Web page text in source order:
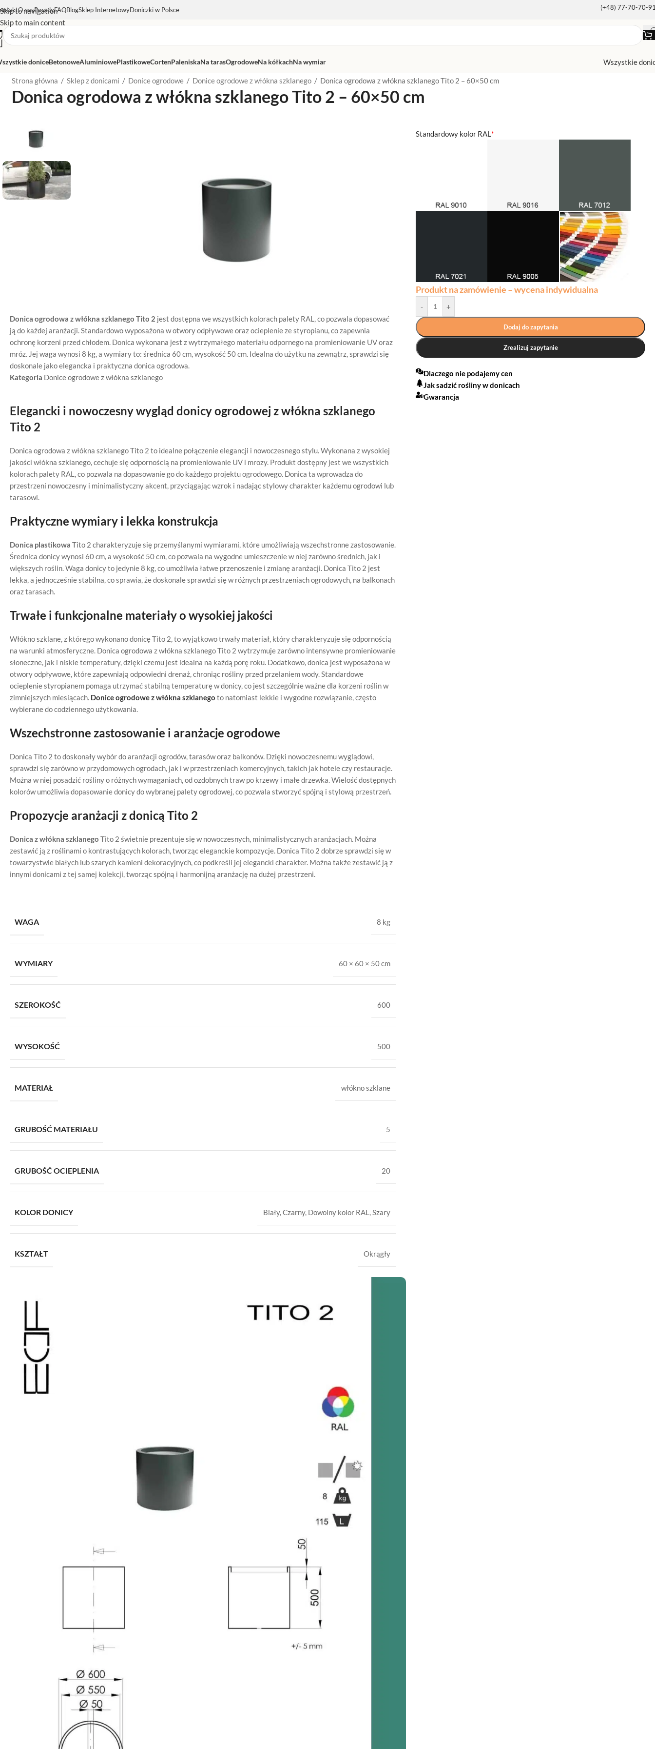
Skip to navigation
Skip to main content
O nasPoradyFAQBlogSklep InternetowyDoniczki w Polsce (+48) 77-70-70-
doniceBetonoweAluminiowePlastikoweCortenPaleniskaNa tarasOgrodoweNa kółkachNa wymiar Wszystkie
Strona główna / Sklep z donicami / Donice ogrodowe / Donice ogrodowe z włókna szklanego / Donica ogrodowa z włókna szklanego Tito 2 – 60×50 cm
Donica ogrodowa z włókna szklanego Tito 2 – 60×50 cm
Donica ogrodowa z włókna szklanego Tito 2 jest dostępna we wszystkich kolorach palety RAL, co pozwala dopasować
ją do każdej aranżacji. Standardowo wyposażona w otwory odpływowe oraz ocieplenie ze styropianu, co zapewnia
ochronę korzeni przed chłodem. Donica wykonana jest z wytrzymałego materiału odpornego na promieniowanie UV oraz
mróz. Jej waga wynosi 8 kg, a wymiary to: średnica 60 cm, wysokość 50 cm. Idealna do użytku na zewnątrz, sprawdzi się
doskonale jako elegancka i praktyczna donica ogrodowa.
Kategoria Donice ogrodowe z włókna szklanego
Elegancki i nowoczesny wygląd donicy ogrodowej z włókna szklanego
Tito 2
Donica ogrodowa z włókna szklanego Tito 2 to idealne połączenie elegancji i nowoczesnego stylu. Wykonana z wysokiej
jakości włókna szklanego, cechuje się odpornością na promieniowanie UV i mrozy. Produkt dostępny jest we wszystkich
kolorach palety RAL, co pozwala na dopasowanie go do każdego projektu ogrodowego. Donica ta wprowadza do
przestrzeni nowoczesny i minimalistyczny akcent, przyciągając wzrok i nadając stylowy charakter każdemu ogrodowi lub
tarasowi.
Praktyczne wymiary i lekka konstrukcja
Donica plastikowa Tito 2 charakteryzuje się przemyślanymi wymiarami, które umożliwiają wszechstronne zastosowanie.
Średnica donicy wynosi 60 cm, a wysokość 50 cm, co pozwala na wygodne umieszczenie w niej zarówno średnich, jak i
większych roślin. Waga donicy to jedynie 8 kg, co umożliwia łatwe przenoszenie i zmianę aranżacji. Donica Tito 2 jest
lekka, a jednocześnie stabilna, co sprawia, że doskonale sprawdzi się w różnych przestrzeniach ogrodowych, na balkonach
oraz tarasach.
Trwałe i funkcjonalne materiały o wysokiej jakości
Włókno szklane, z którego wykonano donicę Tito 2, to wyjątkowo trwały materiał, który charakteryzuje się odpornością
na warunki atmosferyczne. Donica ogrodowa z włókna szklanego Tito 2 wytrzymuje zarówno intensywne promieniowanie
słoneczne, jak i niskie temperatury, dzięki czemu jest idealna na każdą porę roku. Dodatkowo, donica jest wyposażona w
otwory odpływowe, które zapewniają odpowiedni drenaż, chroniąc rośliny przed przelaniem wody. Standardowe
ocieplenie styropianem pomaga utrzymać stabilną temperaturę w donicy, co jest szczególnie ważne dla korzeni roślin w
zimniejszych miesiącach. Donice ogrodowe z włókna szklanego to natomiast lekkie i wygodne rozwiązanie, często
wybierane do codziennego użytkowania.
Wszechstronne zastosowanie i aranżacje ogrodowe
Donica Tito 2 to doskonały wybór do aranżacji ogrodów, tarasów oraz balkonów. Dzięki nowoczesnemu wyglądowi,
sprawdzi się zarówno w przydomowych ogrodach, jak i w przestrzeniach komercyjnych, takich jak hotele czy restauracje.
Można w niej posadzić rośliny o różnych wymaganiach, od ozdobnych traw po krzewy i małe drzewka. Wielość dostępnych
kolorów umożliwia dopasowanie donicy do wybranej palety ogrodowej, co pozwala stworzyć spójną i stylową przestrzeń.
Propozycje aranżacji z donicą Tito 2
Donica z włókna szklanego Tito 2 świetnie prezentuje się w nowoczesnych, minimalistycznych aranżacjach. Można
zestawić ją z roślinami o kontrastujących kolorach, tworząc eleganckie kompozycje. Donica Tito 2 dobrze sprawdzi się w
towarzystwie białych lub szarych kamieni dekoracyjnych, co podkreśli jej elegancki charakter. Można także zestawić ją z
innymi donicami z tej samej kolekcji, tworząc spójną i harmonijną aranżację na dużej przestrzeni.
WAGA 8 kg
WYMIARY 60 × 60 × 50 cm
SZEROKOŚĆ 600
WYSOKOŚĆ 500
MATERIAŁ włókno szklane
GRUBOŚĆ MATERIAŁU 5
GRUBOŚĆ OCIEPLENIA 20
KOLOR DONICY Biały,Czarny, Dowolny kolor RAL,Szary
KSZTAŁT Okrągły
*
Standardowy kolor RAL
Produkt na zamówienie – wycena indywidualna
- +
Dodaj do zapytania
Zrealizuj zapytanie
Dlaczego nie podajemy cen
Jak sadzić rośliny w donicach
Gwarancja